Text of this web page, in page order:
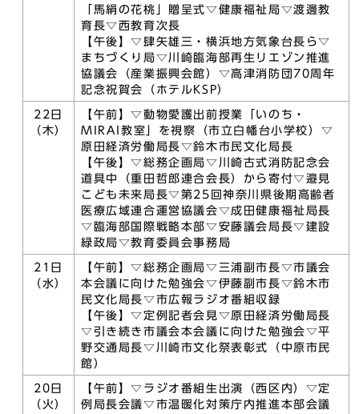
「馬絹の花桃」贈呈式▽健康福祉局▽渡邊教
育長▽西教育次長
【午後】▽肆矢雄三・横浜地方気象台長ら▽
まちづくり局▽川崎臨海部再生リエゾン推進
協議会（産業振興会館）▽高津消防団70周年
記念祝賀会（ホテルKSP）
22日
（木）
【午前】▽動物愛護出前授業「いのち・
MIRAI教室」を視察（市立白幡台小学校）▽
原田経済労働局長▽鈴木市民文化局長
【午後】▽総務企画局▽川崎古式消防記念会
道具中（重田哲郎連合会長）から寄付▽邉見
こども未来局長▽第25回神奈川県後期高齢者
医療広域連合運営協議会▽成田健康福祉局長
▽臨海部国際戦略本部▽安藤議会局長▽建設
緑政局▽教育委員会事務局
21日
（水）
【午前】▽総務企画局▽三浦副市長▽市議会
本会議に向けた勉強会▽伊藤副市長▽鈴木市
民文化局長▽市広報ラジオ番組収録
【午後】▽定例記者会見▽原田経済労働局長
▽引き続き市議会本会議に向けた勉強会▽平
野交通局長▽川崎市文化祭表彰式（中原市民
館）
20日
（火）
【午前】▽ラジオ番組生出演（西区内）▽定
例局長会議▽市温暖化対策庁内推進本部会議